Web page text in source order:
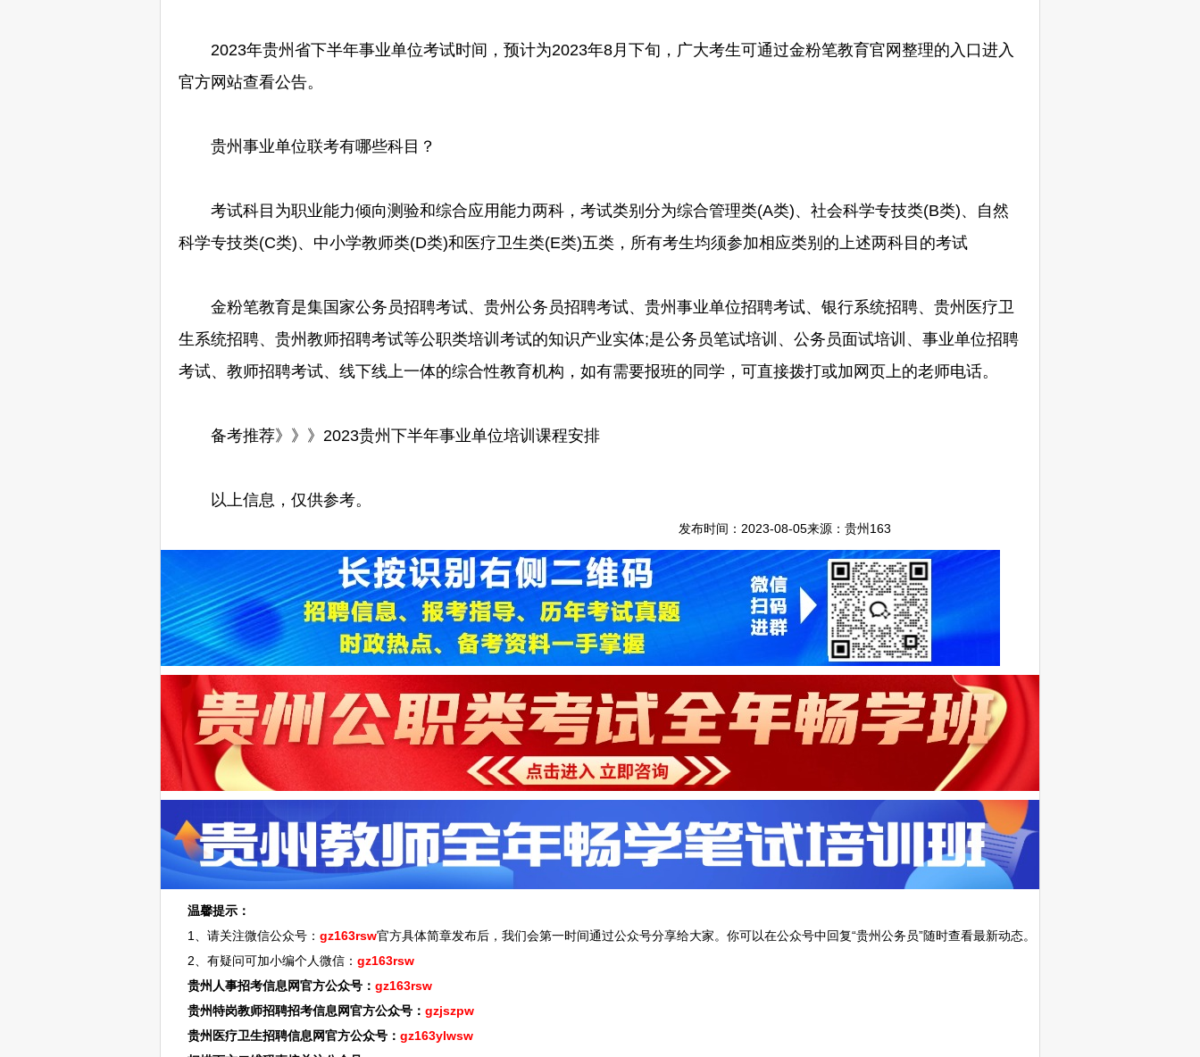
2023年贵州省下半年事业单位考试时间，预计为2023年8月下旬，广大考生可通过金粉笔教育官网整理的入口进入
官方网站查看公告。
贵州事业单位联考有哪些科目？
考试科目为职业能力倾向测验和综合应用能力两科，考试类别分为综合管理类(A类)、社会科学专技类(B类)、自然
科学专技类(C类)、中小学教师类(D类)和医疗卫生类(E类)五类，所有考生均须参加相应类别的上述两科目的考试
金粉笔教育是集国家公务员招聘考试、贵州公务员招聘考试、贵州事业单位招聘考试、银行系统招聘、贵州医疗卫
生系统招聘、贵州教师招聘考试等公职类培训考试的知识产业实体;是公务员笔试培训、公务员面试培训、事业单位招聘
考试、教师招聘考试、线下线上一体的综合性教育机构，如有需要报班的同学，可直接拨打或加网页上的老师电话。
备考推荐》》》 2023贵州下半年事业单位培训课程安排
以上信息，仅供参考。
发布时间：2023-08-05来源： 贵州163
温馨提示：
1、请关注微信公众号： gz163rsw官方具体简章发布后，我们会第一时间通过公众号分享给大家。你可以在公众号中回复“贵州公务员”随时查看最新动态。
2、有疑问可加小编个人微信： gz163rsw
贵州人事招考信息网官方公众号： gz163rsw
贵州特岗教师招聘招考信息网官方公众号： gzjszpw
贵州医疗卫生招聘信息网官方公众号： gz163ylwsw